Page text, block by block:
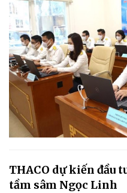
THACO dự kiến đầu
tầm sâm Ngọc Linh